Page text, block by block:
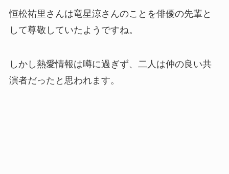
恒松祐里さんは竜星涼さんのことを俳優の先輩と
して尊敬していたようですね。
しかし熱愛情報は噂に過ぎず、二人は仲の良い共
演者だったと思われます。